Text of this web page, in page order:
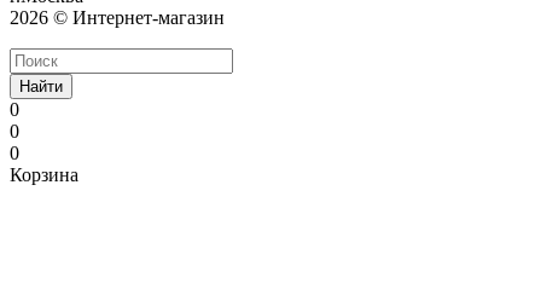
2026 © Интернет-магазин
Найти
0
0
0
Корзина